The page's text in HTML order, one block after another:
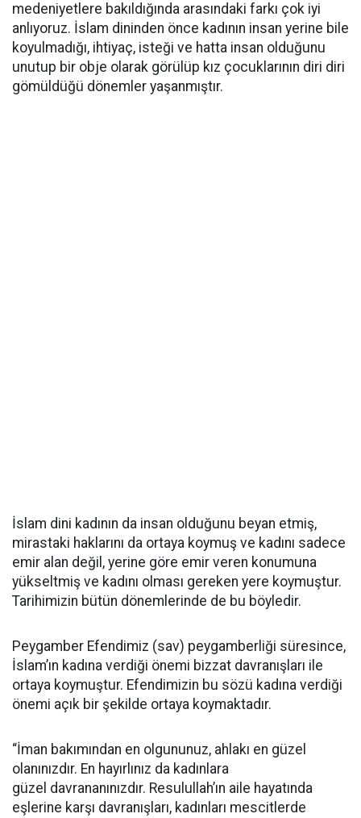
medeniyetlere bakıldığında arasındaki farkı çok iyi
anlıyoruz. İslam dininden önce kadının insan yerine bile
koyulmadığı, ihtiyaç, isteği ve hatta insan olduğunu
unutup bir obje olarak görülüp kız çocuklarının diri diri
gömüldüğü dönemler yaşanmıştır.
İslam dini kadının da insan olduğunu beyan etmiş,
mirastaki haklarını da ortaya koymuş ve kadını sadece
emir alan değil, yerine göre emir veren konumuna
yükseltmiş ve kadını olması gereken yere koymuştur.
Tarihimizin bütün dönemlerinde de bu böyledir.
Peygamber Efendimiz (sav) peygamberliği süresince,
İslam’ın kadına verdiği önemi bizzat davranışları ile
ortaya koymuştur. Efendimizin bu sözü kadına verdiği
önemi açık bir şekilde ortaya koymaktadır.
“İman bakımından en olgununuz, ahlakı en güzel
olanınızdır. En hayırlınız da kadınlara
güzel davrananınızdır. Resulullah’ın aile hayatında
eşlerine karşı davranışları, kadınları mescitlerde